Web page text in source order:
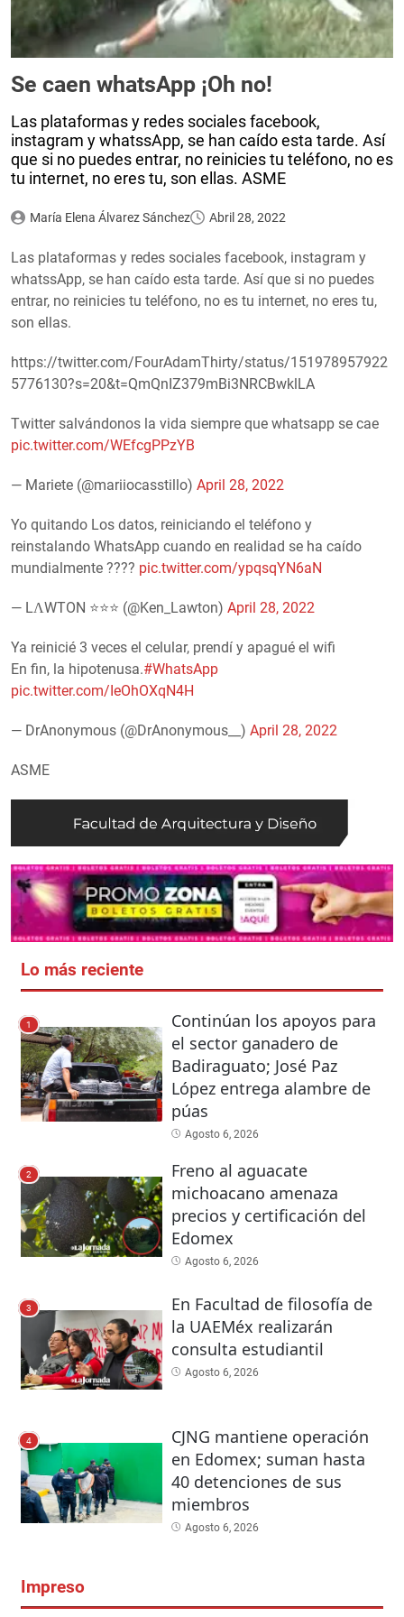
Se caen whatsApp ¡Oh no!
Las plataformas y redes sociales facebook,
instagram y whatssApp, se han caído esta tarde. Así
que si no puedes entrar, no reinicies tu teléfono, no es
tu internet, no eres tu, son ellas. ASME
María Elena Álvarez Sánchez Abril 28, 2022
Las plataformas y redes sociales facebook, instagram y
whatssApp, se han caído esta tarde. Así que si no puedes
entrar, no reinicies tu teléfono, no es tu internet, no eres tu,
son ellas.
https://twitter.com/FourAdamThirty/status/151978957922
5776130?s=20&t=QmQnIZ379mBi3NRCBwklLA
Twitter salvándonos la vida siempre que whatsapp se cae
pic.twitter.com/WEfcgPPzYB
— Mariete (@mariiocasstillo) April 28, 2022
Yo quitando Los datos, reiniciando el teléfono y
reinstalando WhatsApp cuando en realidad se ha caído
mundialmente ???? pic.twitter.com/ypqsqYN6aN
— LΛWTON ⭐⭐⭐ (@Ken_Lawton) April 28, 2022
Ya reinicié 3 veces el celular, prendí y apagué el wifi
En fin, la hipotenusa.#WhatsApp
pic.twitter.com/IeOhOXqN4H
— DrAnonymous (@DrAnonymous__) April 28, 2022
ASME
Lo más reciente
1
Continúan los apoyos para
el sector ganadero de
Badiraguato; José Paz
López entrega alambre de
púas
Agosto 6, 2026
2
Freno al aguacate
michoacano amenaza
precios y certificación del
Edomex
Agosto 6, 2026
3
En Facultad de filosofía de
la UAEMéx realizarán
consulta estudiantil
Agosto 6, 2026
4
CJNG mantiene operación
en Edomex; suman hasta
40 detenciones de sus
miembros
Agosto 6, 2026
Impreso